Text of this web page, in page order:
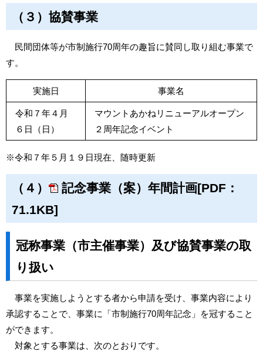
（３）協賛事業
民間団体等が市制施行70周年の趣旨に賛同し取り組む事業で
す。
実施日 事業名
令和７年４月
６日（日）
マウントあかねリニューアルオープン
２周年記念イベント
※令和７年５月１９日現在、随時更新
（４）
記念事業（案）年間計画[PDF：
71.1KB]
冠称事業（市主催事業）及び協賛事業の取
り扱い
事業を実施しようとする者から申請を受け、事業内容により
承認することで、事業に「市制施行70周年記念」を冠すること
ができます。
対象とする事業は、次のとおりです。